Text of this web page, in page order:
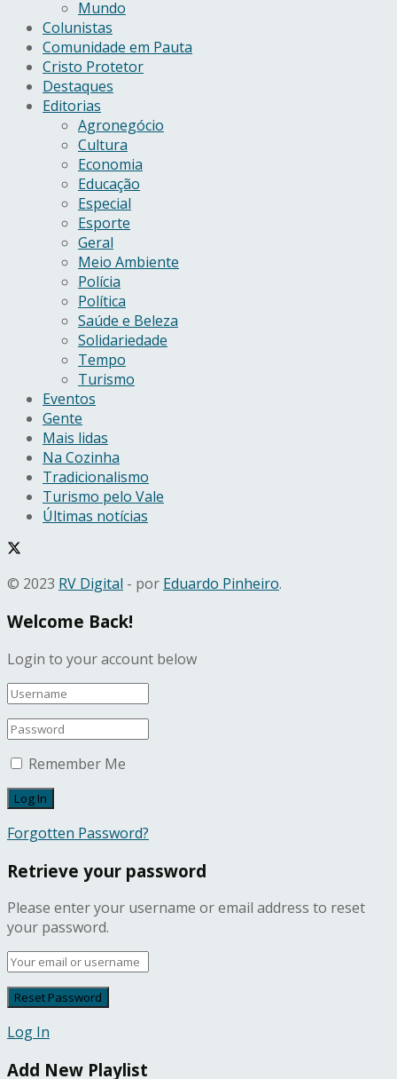
Mundo
Colunistas
Comunidade em Pauta
Cristo Protetor
Destaques
Editorias
Agronegócio
Cultura
Economia
Educação
Especial
Esporte
Geral
Meio Ambiente
Polícia
Política
Saúde e Beleza
Solidariedade
Tempo
Turismo
Eventos
Gente
Mais lidas
Na Cozinha
Tradicionalismo
Turismo pelo Vale
Últimas notícias
© 2023 RV Digital - por Eduardo Pinheiro.
Welcome Back!
Login to your account below
Remember Me
Forgotten Password?
Retrieve your password
Please enter your username or email address to reset
your password.
Log In
Add New Playlist